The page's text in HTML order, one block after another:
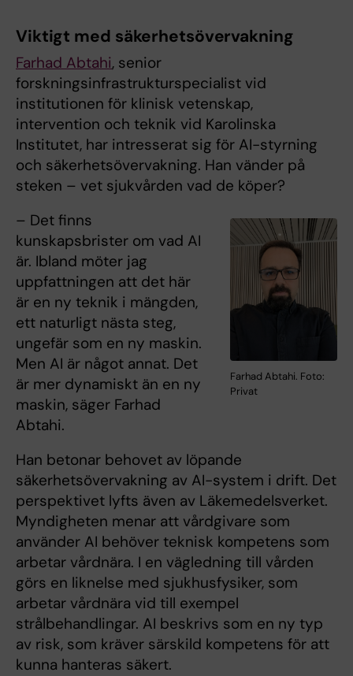
Viktigt med säkerhetsövervakning
Farhad Abtahi, senior
forskningsinfrastrukturspecialist vid
institutionen för klinisk vetenskap,
intervention och teknik vid Karolinska
Institutet, har intresserat sig för AI-styrning
och säkerhetsövervakning. Han vänder på
steken – vet sjukvården vad de köper?
Farhad Abtahi. Foto:
Privat
– Det finns
kunskapsbrister om vad AI
är. Ibland möter jag
uppfattningen att det här
är en ny teknik i mängden,
ett naturligt nästa steg,
ungefär som en ny maskin.
Men AI är något annat. Det
är mer dynamiskt än en ny
maskin, säger Farhad
Abtahi.
Han betonar behovet av löpande
säkerhetsövervakning av AI-system i drift. Det
perspektivet lyfts även av Läkemedelsverket.
Myndigheten menar att vårdgivare som
använder AI behöver teknisk kompetens som
arbetar vårdnära. I en vägledning till vården
görs en liknelse med sjukhusfysiker, som
arbetar vårdnära vid till exempel
strålbehandlingar. AI beskrivs som en ny typ
av risk, som kräver särskild kompetens för att
kunna hanteras säkert.